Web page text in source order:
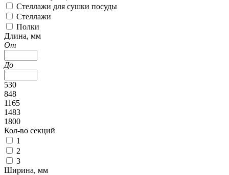
Стеллажи для сушки посуды
Стеллажи
Полки
Длина, мм
От
До
530
848
1165
1483
1800
Кол-во секций
1
2
3
Ширина, мм